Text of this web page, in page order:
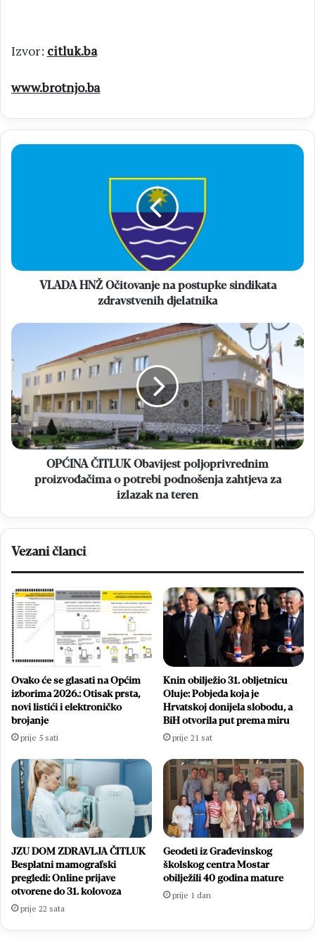
Izvor: citluk.ba
www.brotnjo.ba
VLADA
VLADA HNŽ Očitovanje na postupke sindikata
zdravstvenih djelatnika
OPĆINA
Obavijest
poljoprivrednim
proizvođačima
o
potrebi
podnošenja
zahtjeva
izlazak
OPĆINA ČITLUK Obavijest poljoprivrednim
proizvođačima o potrebi podnošenja zahtjeva za
izlazak na teren
Vezani članci
Ovako će se glasati na Općim
izborima 2026.: Otisak prsta,
novi listići i elektroničko
brojanje
prije 5 sati
Knin obilježio 31. obljetnicu
Oluje: Pobjeda koja je
Hrvatskoj donijela slobodu, a
BiH otvorila put prema miru
prije 21 sat
JZU DOM ZDRAVLJA ČITLUK
Besplatni mamografski
pregledi: Online prijave
otvorene do 31. kolovoza
prije 22 sata
Geodeti iz Građevinskog
školskog centra Mostar
obilježili 40 godina mature
prije 1 dan